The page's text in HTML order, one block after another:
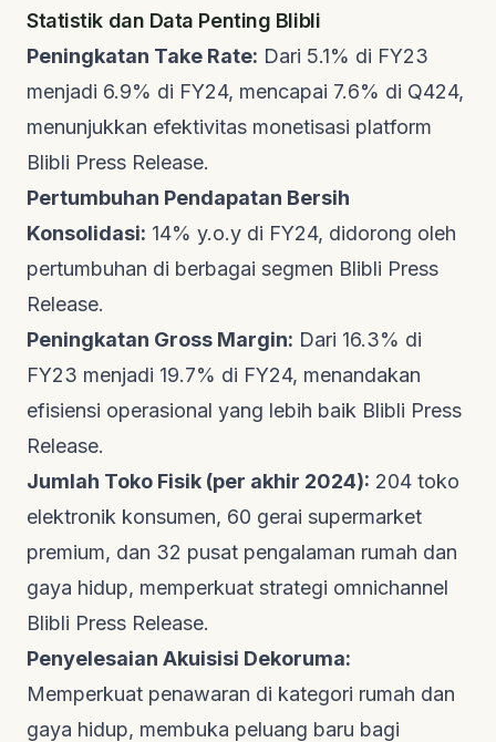
Statistik dan Data Penting Blibli
Peningkatan Take Rate: Dari 5.1% di FY23
menjadi 6.9% di FY24, mencapai 7.6% di Q424,
menunjukkan efektivitas monetisasi platform
Blibli Press Release.
Pertumbuhan Pendapatan Bersih
Konsolidasi: 14% y.o.y di FY24, didorong oleh
pertumbuhan di berbagai segmen Blibli Press
Release.
Peningkatan Gross Margin: Dari 16.3% di
FY23 menjadi 19.7% di FY24, menandakan
efisiensi operasional yang lebih baik Blibli Press
Release.
Jumlah Toko Fisik (per akhir 2024): 204 toko
elektronik konsumen, 60 gerai supermarket
premium, dan 32 pusat pengalaman rumah dan
gaya hidup, memperkuat strategi omnichannel
Blibli Press Release.
Penyelesaian Akuisisi Dekoruma:
Memperkuat penawaran di kategori rumah dan
gaya hidup, membuka peluang baru bagi